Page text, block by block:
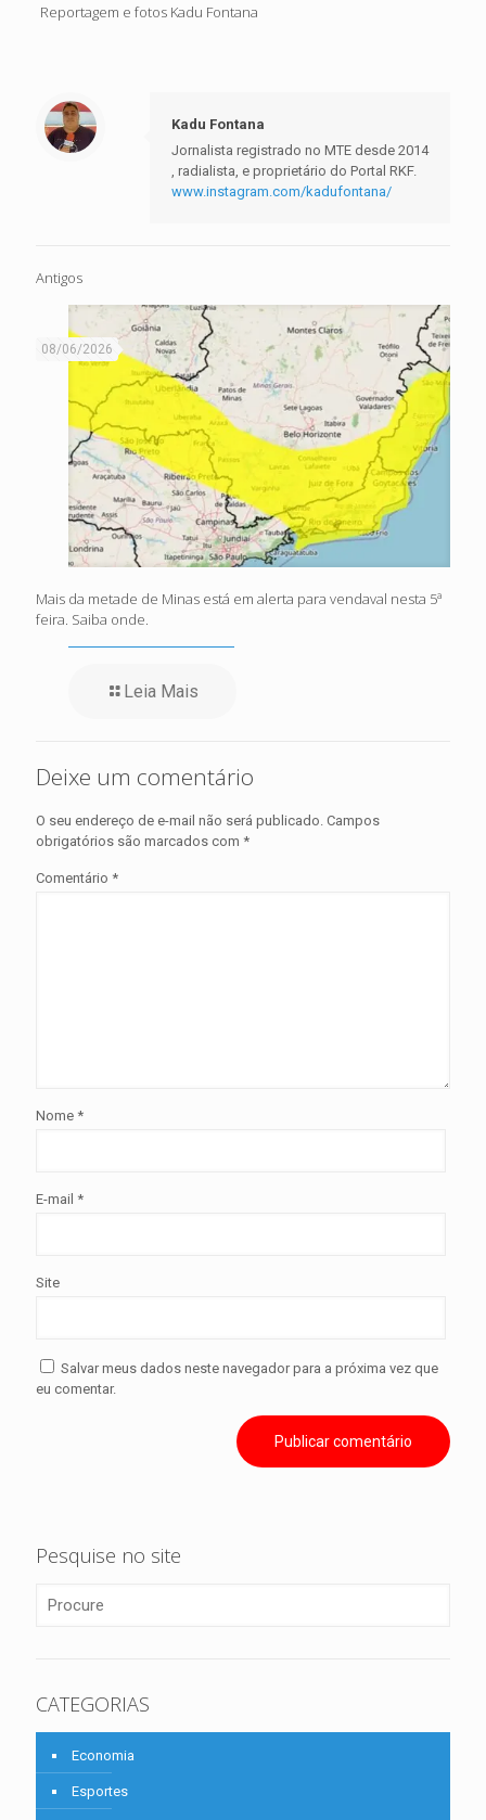
Reportagem e fotos Kadu Fontana
Kadu Fontana
Jornalista registrado no MTE desde 2014
, radialista, e proprietário do Portal RKF.
www.instagram.com/kadufontana/
Antigos
08/06/2026
Mais da metade de Minas está em alerta para vendaval nesta 5ª
feira. Saiba onde.
Leia Mais
Deixe um comentário
O seu endereço de e-mail não será publicado. Campos
obrigatórios são marcados com *
Comentário *
Nome *
E-mail *
Site
Salvar meus dados neste navegador para a próxima vez que
eu comentar.
Pesquise no site
CATEGORIAS
Economia
Esportes